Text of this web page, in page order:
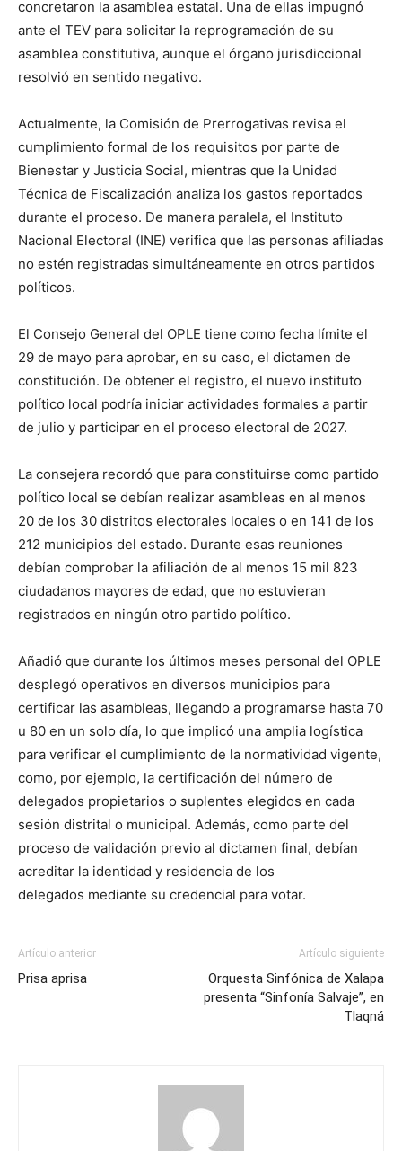
concretaron la asamblea estatal. Una de ellas impugnó
ante el TEV para solicitar la reprogramación de su
asamblea constitutiva, aunque el órgano jurisdiccional
resolvió en sentido negativo.
Actualmente, la Comisión de Prerrogativas revisa el
cumplimiento formal de los requisitos por parte de
Bienestar y Justicia Social, mientras que la Unidad
Técnica de Fiscalización analiza los gastos reportados
durante el proceso. De manera paralela, el Instituto
Nacional Electoral (INE) verifica que las personas afiliadas
no estén registradas simultáneamente en otros partidos
políticos.
El Consejo General del OPLE tiene como fecha límite el
29 de mayo para aprobar, en su caso, el dictamen de
constitución. De obtener el registro, el nuevo instituto
político local podría iniciar actividades formales a partir
de julio y participar en el proceso electoral de 2027.
La consejera recordó que para constituirse como partido
político local se debían realizar asambleas en al menos
20 de los 30 distritos electorales locales o en 141 de los
212 municipios del estado. Durante esas reuniones
debían comprobar la afiliación de al menos 15 mil 823
ciudadanos mayores de edad, que no estuvieran
registrados en ningún otro partido político.
Añadió que durante los últimos meses personal del OPLE
desplegó operativos en diversos municipios para
certificar las asambleas, llegando a programarse hasta 70
u 80 en un solo día, lo que implicó una amplia logística
para verificar el cumplimiento de la normatividad vigente,
como, por ejemplo, la certificación del número de
delegados propietarios o suplentes elegidos en cada
sesión distrital o municipal. Además, como parte del
proceso de validación previo al dictamen final, debían
acreditar la identidad y residencia de los
delegados mediante su credencial para votar.
Artículo anterior
Prisa aprisa
Artículo siguiente
Orquesta Sinfónica de Xalapa
presenta “Sinfonía Salvaje”, en
Tlaqná